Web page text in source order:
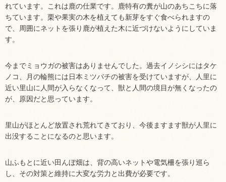
れています。これは鹿の仕業です。鹿特有の糞が山のあちこちに落
ちています。栗や果実の木を植えても新芽をすぐ食べられますの
で、周囲にネットを張り鹿が植えた木に近づけないようにしていま
す。
今までミョウガの被害はありませんでした。過去イノシシにはタケ
ノコ、月の輪熊には日本ミツバチの被害を受けていますが、人里に
近い里山に人間が入らなくなって、獣と人間の境目が無くなったの
が、原因だと思っています。
里山がほとんど放置され荒れてきており、今後ますます獣が人里に
出没することになるのと思います。
山ふもとに近い田んぼ畑は、背の高いネットや電気柵を張り巡ら
し、その対策と維持に大変な労力と出費が必要です。